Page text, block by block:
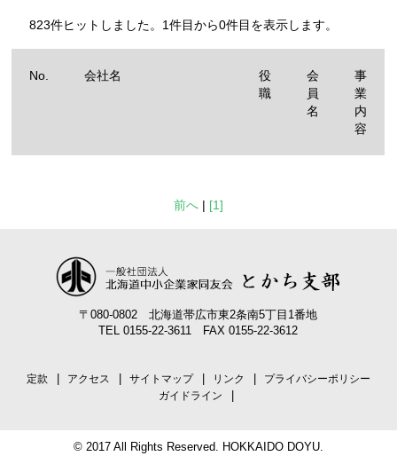
823件ヒットしました。1件目から0件目を表示します。
No. 会社名
役
職
会
員
名
事
業
内
容
前へ| [1]
〒080-0802 北海道帯広市東2条南5丁目1番地
TEL 0155-22-3611 FAX 0155-22-3612
定款 アクセス サイトマップ リンク
プライバシーポリシー
ガイドライン
© 2017 All Rights Reserved. HOKKAIDO DOYU.